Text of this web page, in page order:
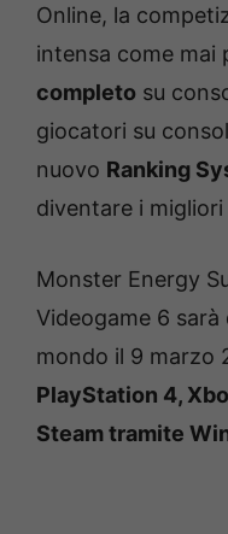
Online, la
intensa come mai
completo su
giocatori su
nuovo Ranking
diventare i
Monster Energy
Videogame 6
mondo il 9 marzo
PlayStation 4,
Steam tramite